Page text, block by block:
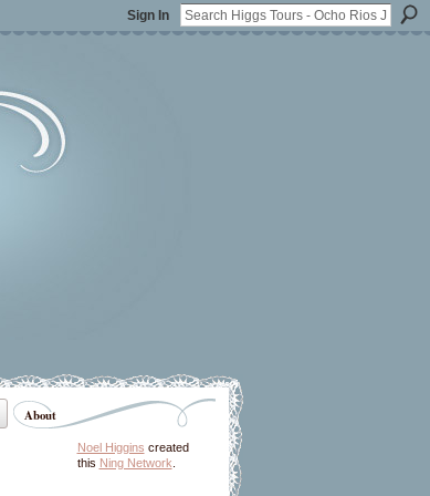
Sign In
About
Noel Higgins created
this Ning Network